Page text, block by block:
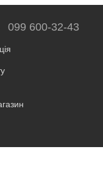
099 600-32-43